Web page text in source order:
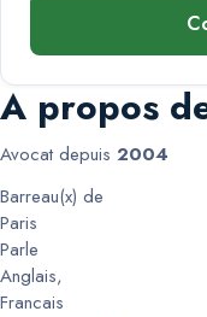
A propos
Avocat depuis 2004
Barreau(x) de
Paris
Parle
Anglais,
Francais